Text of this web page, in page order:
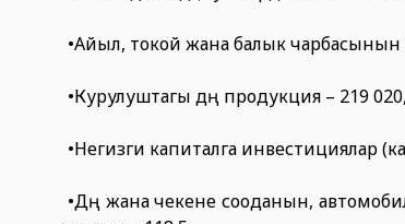
•Айыл, токой жана балык чарбасынын
•Курулуштагы дүң продукция – 219
•Негизги капиталга инвестициялар
•Дүң жана чекене сооданын,